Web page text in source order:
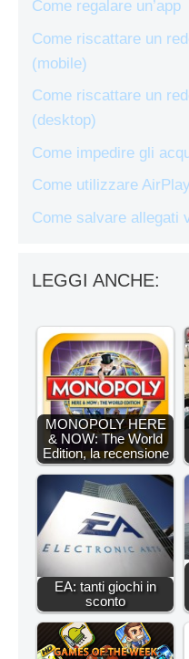
Come regalare un’app
Come riscattare un
(mobile)
Come riscattare un
(desktop)
Come impedire gli
Come utilizzare
Come salvare allegati
LEGGI ANCHE:
MONOPOLY HERE
& NOW: The World
Edition, la recensione
EA: tanti giochi in
sconto